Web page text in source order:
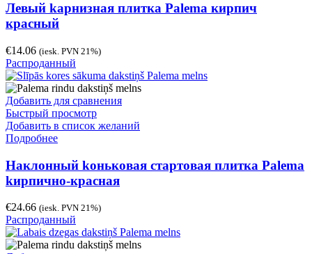
Левый kарнизная плитка Palema кирпич
красный
€14.06 (iesk. PVN 21%)
Распроданный
Добавить для сравнения
Быстрый просмотр
Добавить в список желаний
Подробнее
Наклонный kоньковая стартовая плитка Palema
kирпично-красная
€24.66 (iesk. PVN 21%)
Распроданный